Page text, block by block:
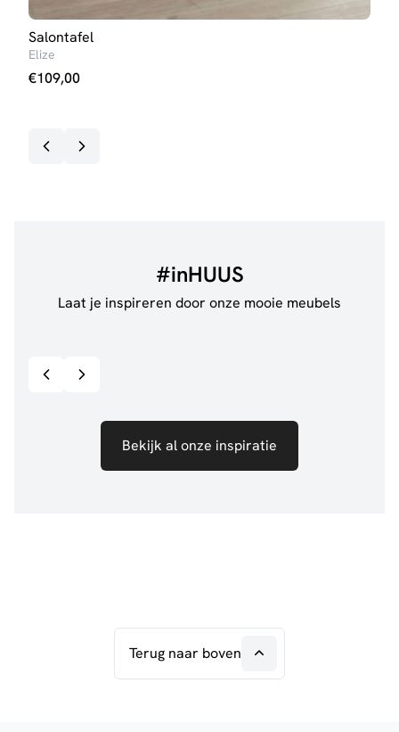
Salontafel
Elize
€109,00
#inHUUS
Laat je inspireren door onze mooie meubels
Bekijk al onze inspiratie
Terug naar boven